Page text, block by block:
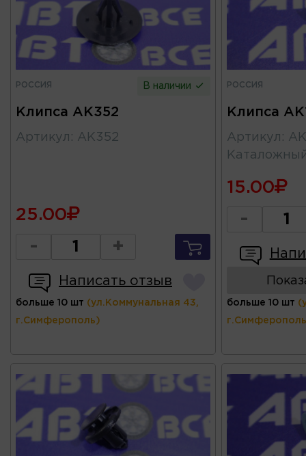
РОССИЯ В наличии
Клипса AK352
Артикул : AK352
25.00
- +
Написать отзыв
больше 10 шт (ул.Коммунальная 43,
г.Симферополь)
РОССИЯ
Клипса
Артикул :
15.00
-
больше 10 шт